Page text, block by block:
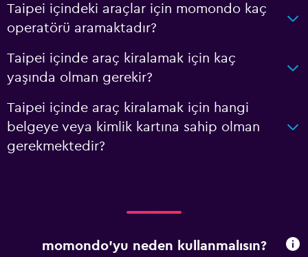
Taipei içindeki araçlar için momondo kaç
operatörü aramaktadır?
Taipei içinde araç kiralamak için kaç
yaşında olman gerekir?
Taipei içinde araç kiralamak için hangi
belgeye veya kimlik kartına sahip olman
gerekmektedir?
momondo'yu neden kullanmalısın?